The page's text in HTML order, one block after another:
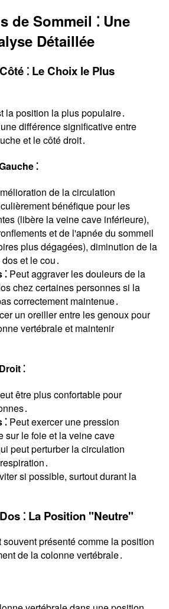
de Sommeil ⁚ Une
Détaillée
⁚ Le Choix le Plus
la position la plus populaire․
différence significative entre
et le côté droit․
⁚
de la circulation
bénéfique pour les
(libère la veine cave inférieure),
et de l'apnée du sommeil
plus dégagées), diminution de la
et le cou․
Peut aggraver les douleurs de la
chez certaines personnes si la
correctement maintenue․
un oreiller entre les genoux pour
vertébrale et maintenir
⁚
être plus confortable pour
Peut exercer une pression
sur le foie et la veine cave
peut perturber la circulation
si possible, surtout durant la
⁚ La Position "Neutre"
présenté comme la position
de la colonne vertébrale․